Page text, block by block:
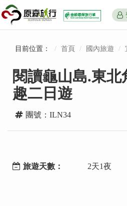
目前位置： 首頁 國內旅遊
閱讀龜山島.東
趣二日遊
團號：ILN34
旅遊天數： 2天1夜